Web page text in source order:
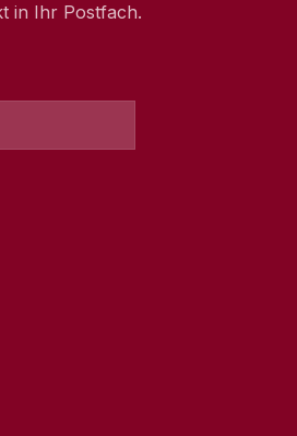
in Ihr Postfach.